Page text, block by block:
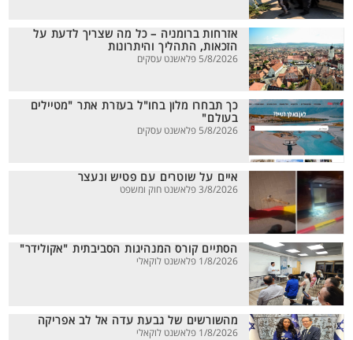
אזרחות ברומניה – כל מה שצריך לדעת על
הזכאות, התהליך והיתרונות
5/8/2026 פלאשנט עסקים
כך תבחרו מלון בחו"ל בעזרת אתר "מטיילים
בעולם"
5/8/2026 פלאשנט עסקים
איים על שוטרים עם פטיש ונעצר
3/8/2026 פלאשנט חוק ומשפט
הסתיים קורס המנהיגות הסביבתית "אקולידר"
1/8/2026 פלאשנט לוקאלי
מהשורשים של גבעת עדה אל לב אפריקה
1/8/2026 פלאשנט לוקאלי